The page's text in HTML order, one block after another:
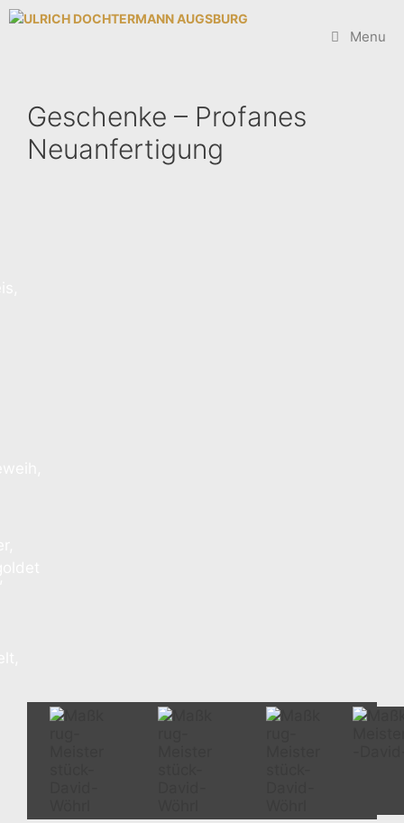
Zum
Menu
Geschenke – Profanes
Neuanfertigung